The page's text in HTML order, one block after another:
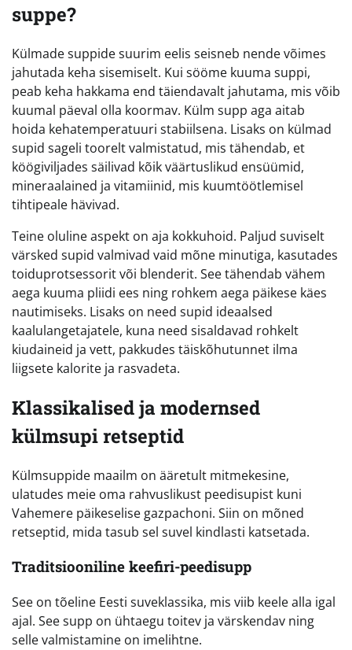
suppe?
Külmade suppide suurim eelis seisneb nende võimes
jahutada keha sisemiselt. Kui sööme kuuma suppi,
peab keha hakkama end täiendavalt jahutama, mis võib
kuumal päeval olla koormav. Külm supp aga aitab
hoida kehatemperatuuri stabiilsena. Lisaks on külmad
supid sageli toorelt valmistatud, mis tähendab, et
köögiviljades säilivad kõik väärtuslikud ensüümid,
mineraalained ja vitamiinid, mis kuumtöötlemisel
tihtipeale hävivad.
Teine oluline aspekt on aja kokkuhoid. Paljud suviselt
värsked supid valmivad vaid mõne minutiga, kasutades
toiduprotsessorit või blenderit. See tähendab vähem
aega kuuma pliidi ees ning rohkem aega päikese käes
nautimiseks. Lisaks on need supid ideaalsed
kaalulangetajatele, kuna need sisaldavad rohkelt
kiudaineid ja vett, pakkudes täiskõhutunnet ilma
liigsete kalorite ja rasvadeta.
Klassikalised ja modernsed
külmsupi retseptid
Külmsuppide maailm on ääretult mitmekesine,
ulatudes meie oma rahvuslikust peedisupist kuni
Vahemere päikeselise gazpachoni. Siin on mõned
retseptid, mida tasub sel suvel kindlasti katsetada.
Traditsiooniline keefiri-peedisupp
See on tõeline Eesti suveklassika, mis viib keele alla igal
ajal. See supp on ühtaegu toitev ja värskendav ning
selle valmistamine on imelihtne.